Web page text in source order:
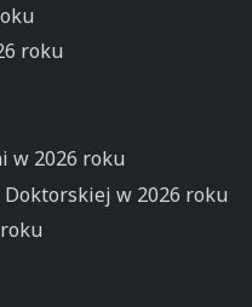
roku
w 2026 roku
Doktorskiej w 2026 roku